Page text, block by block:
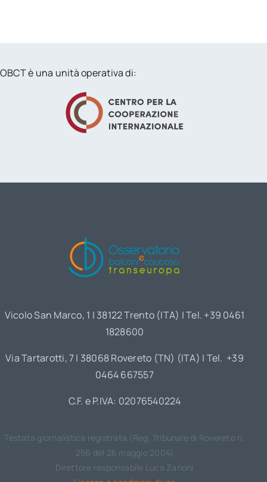
OBCT è una unità operativa di:
Vicolo San Marco, 1 | 38122 Trento (ITA) | Tel. +39 0461
1828600
Via Tartarotti, 7 | 38068 Rovereto (TN) (ITA) | Tel. +39
0464 667557
C.F. e P.IVA: 02076540224
Testata giornalistica registrata (Reg. Tribunale di Rovereto n.
256 del 26 maggio 2004)
Direttore responsabile Luca Zanoni